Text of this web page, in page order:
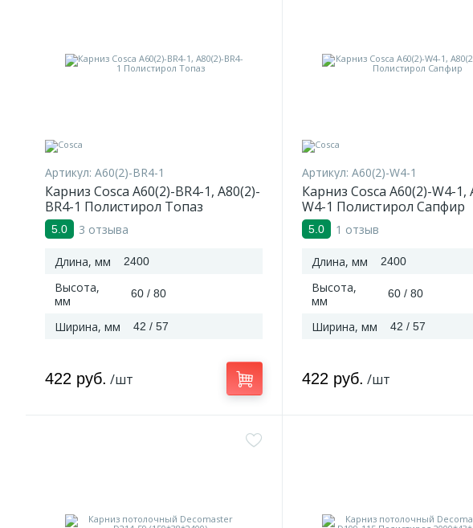
Артикул: A60(2)-BR4-1
Карниз Cosca A60(2)-BR4-1, A80(2)-
BR4-1 Полистирол Топаз
5.0 3 отзыва
Длина, мм 2400
Высота,
мм
60 / 80
Ширина, мм 42 / 57
422 руб. /шт
Артикул: A60(2)-W4-1
Карниз Cosca A60(2)-W4-1,
W4-1 Полистирол Сапфир
5.0 1 отзыв
Длина, мм 2400
Высота,
мм
60 / 80
Ширина, мм 42 / 57
422 руб. /шт